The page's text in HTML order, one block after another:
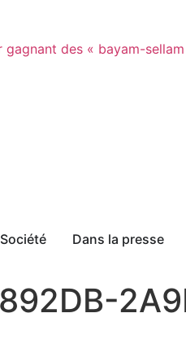
des « bayam-
Société Dans la presse